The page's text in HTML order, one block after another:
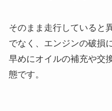
そのまま走行していると
でなく、エンジンの破損
早めにオイルの補充や交
態です。